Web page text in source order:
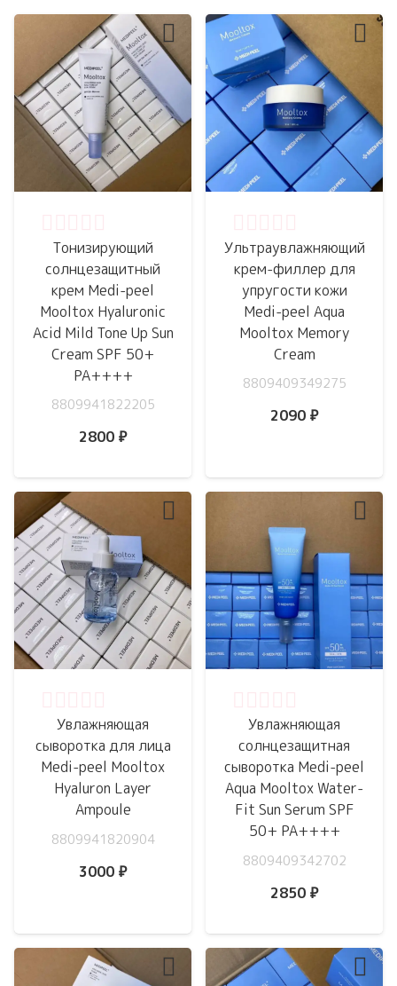
Тонизирующий
солнцезащитный
крем Medi-peel
Mooltox Hyaluronic
Acid Mild Tone Up Sun
Cream SPF 50+
PA++++
8809941822205
2800 ₽
Ультраувлажняющий
крем-филлер для
упругости кожи
Medi-peel Aqua
Mooltox Memory
Cream
8809409349275
2090 ₽
Увлажняющая
сыворотка для лица
Medi-peel Mooltox
Hyaluron Layer
Ampoule
8809941820904
3000 ₽
Увлажняющая
солнцезащитная
сыворотка Medi-peel
Aqua Mooltox Water-
Fit Sun Serum SPF
50+ PA++++
8809409342702
2850 ₽